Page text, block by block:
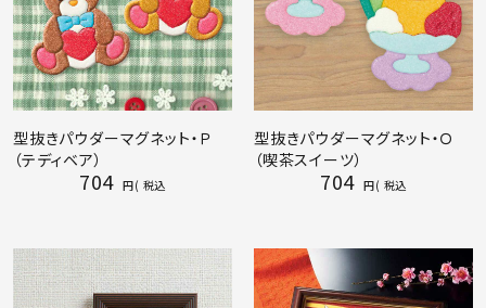
型抜きパウダーマグネット・Ｐ
（テディベア）
704 税込
型抜きパウダーマグネット・Ｏ
（喫茶スイーツ）
704 税込